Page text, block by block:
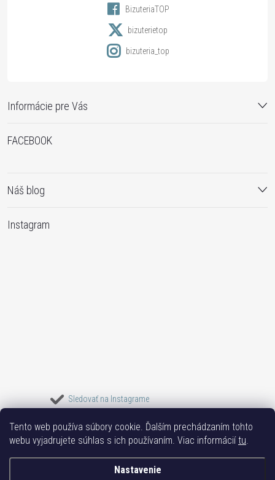
Tento web používa súbory cookie. Ďalším prechádzaním tohto
webu vyjadrujete súhlas s ich používaním. Viac informáciítu.
Nastavenie
Informácie pre Vás
BizuteriaTOP
bizuterietop
bizuteria_top
FACEBOOK
Náš blog
Instagram
Sledovať na Instagrame
Bižuterie TOP Vše k mobilu Mobil příslušenství